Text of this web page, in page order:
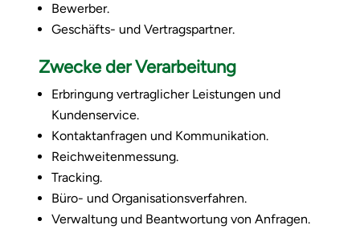
Bewerber.
Geschäfts- und Vertragspartner.
Zwecke der Verarbeitung
Erbringung vertraglicher Leistungen und
Kundenservice.
Kontaktanfragen und Kommunikation.
Reichweitenmessung.
Tracking.
Büro- und Organisationsverfahren.
Verwaltung und Beantwortung von Anfragen.